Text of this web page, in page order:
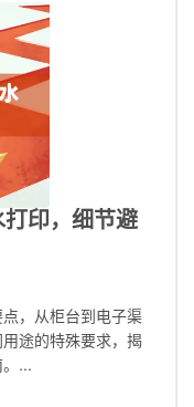
印，细节避
，从柜台到电子渠
途的特殊要求，揭
...